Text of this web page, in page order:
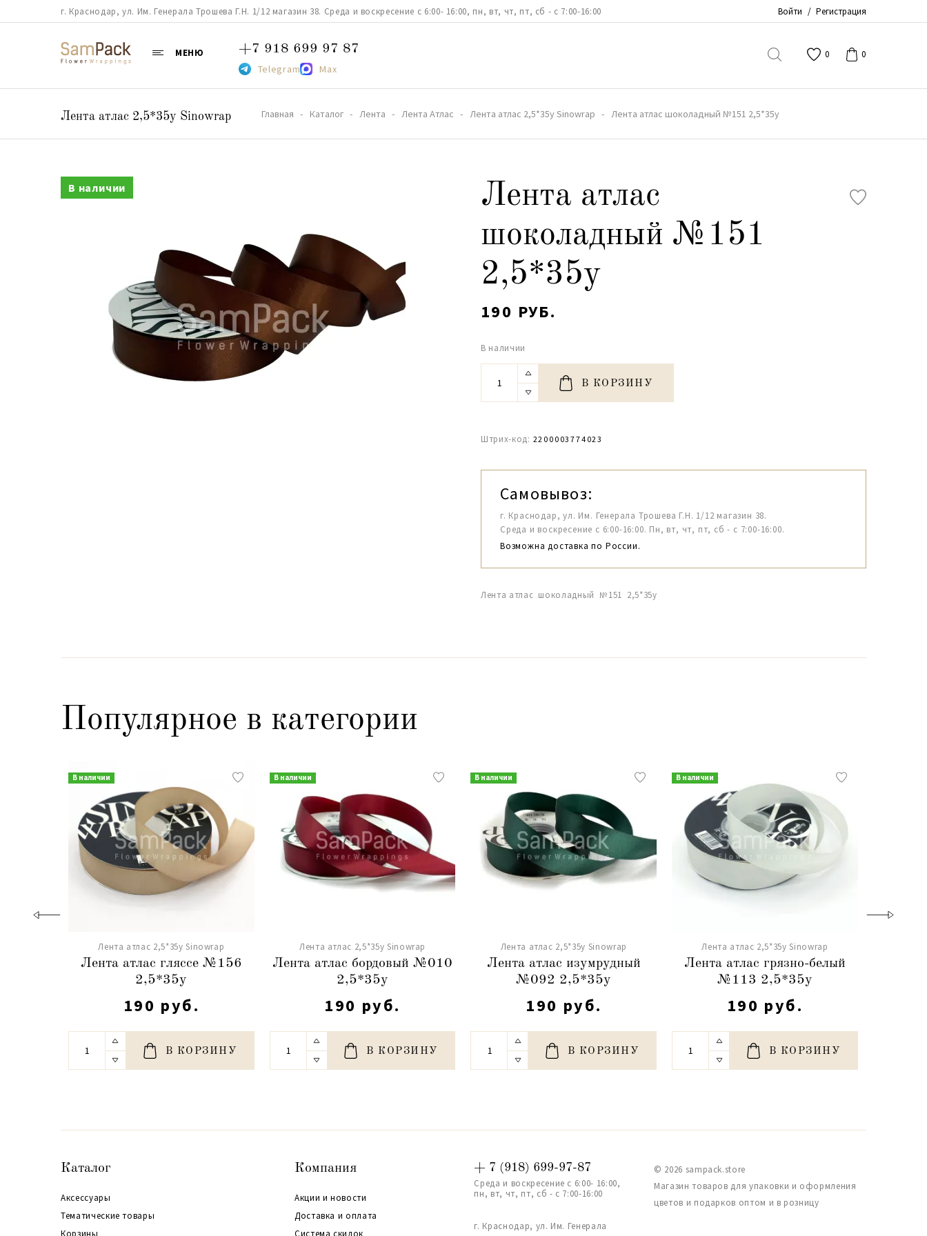
г. Краснодар, ул. Им. Генерала Трошева Г.Н. 1/12 магазин 38. Среда и воскресение с 6:00- 16:00, пн, вт, чт, пт, сб - с 7:00-16:00 Войти / Регистрация
МЕНЮ +7 918 699 97 87
Telegram Max
0 0
Лента атлас 2,5*35y Sinowrap Главная Каталог Лента Лента Атлас Лента атлас 2,5*35y Sinowrap Лента атлас шоколадный №151 2,5*35y
В наличии
Лента атлас
шоколадный №151
2,5*35y
190 РУБ.
В наличии
В КОРЗИНУ
Штрих-код: 2200003774023
Самовывоз:
г. Краснодар, ул. Им. Генерала Трошева Г.Н. 1/12 магазин 38.
Среда и воскресение с 6:00-16:00. Пн, вт, чт, пт, сб - с 7:00-16:00.
Возможна доставка по России.
Лента атлас шоколадный №151 2,5*35y
Популярное в категории
В наличии
Лента атлас 2,5*35y Sinowrap
Лента атлас гляссе №156
2,5*35y
190 руб.
В КОРЗИНУ
В наличии
Лента атлас 2,5*35y Sinowrap
Лента атлас бордовый №010
2,5*35y
190 руб.
В КОРЗИНУ
В наличии
Лента атлас 2,5*35y Sinowrap
Лента атлас изумрудный
№092 2,5*35y
190 руб.
В КОРЗИНУ
В наличии
Лента атлас 2,5*35y Sinowrap
Лента атлас грязно-белый
№113 2,5*35y
190 руб.
В КОРЗИНУ
Каталог
Аксессуары
Тематические товары
Корзины
Компания
Акции и новости
Доставка и оплата
Система скидок
+ 7 (918) 699-97-87
Среда и воскресение с 6:00- 16:00,
пн, вт, чт, пт, сб - с 7:00-16:00
г. Краснодар, ул. Им. Генерала
© 2026 sampack.store
Магазин товаров для упаковки и оформления
цветов и подарков оптом и в розницу